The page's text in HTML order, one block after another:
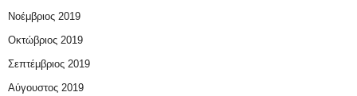
Νοέμβριος 2019
Οκτώβριος 2019
Σεπτέμβριος 2019
Αύγουστος 2019